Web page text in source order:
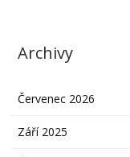
Archivy
Červenec 2026
Září 2025